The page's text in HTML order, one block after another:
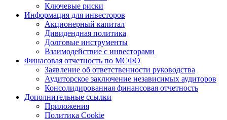
Ключевые риски
Информация для инвесторов
Акционерный капитал
Дивидендная политика
Долговые инструменты
Взаимодействие с инвеcторами
Финасовая отчетность по МСФО
Заявление об ответственности руководства
Аудиторское заключение независимых аудиторов
Консолидированная финансовая отчетность
Дополнительные ссылки
Приложения
Политика Cookie